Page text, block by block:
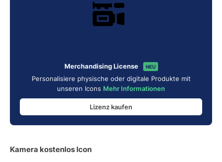
Merchandising License NEU
Personalisiere physische oder digitale Produkte mit
unseren Icons Mehr Informationen
Lizenz kaufen
Kamera kostenlos Icon